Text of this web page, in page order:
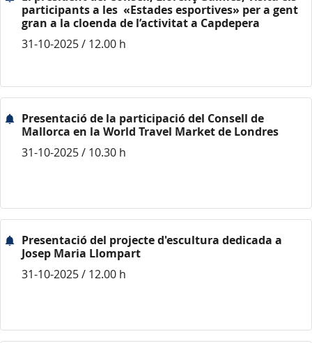
participants a les «Estades esportives» per a gent
gran a la cloenda de l’activitat a Capdepera
31-10-2025 / 12.00 h
Presentació de la participació del Consell de
Mallorca en la World Travel Market de Londres
31-10-2025 / 10.30 h
Presentació del projecte d'escultura dedicada a
Josep Maria Llompart
31-10-2025 / 12.00 h